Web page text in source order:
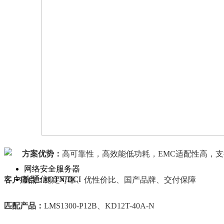
方案优势： 高可靠性，高效能低功耗，EMC适配性高，
客户痛点：稳定可靠、优性价比、国产品牌、交付保障
匹配产品： LMS1300-P12B、KD12T-40A-N
网络安全服务器
光通信OTN/DCI